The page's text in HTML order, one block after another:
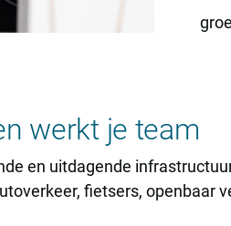
werkt je team
en uitdagende
fietsers, openbaar